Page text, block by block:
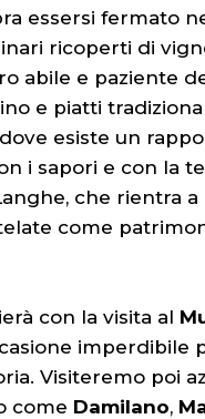
essersi fermato
ricoperti di
abile e paziente
e piatti
esiste un
i sapori e con la
che rientra
come
con la visita al
imperdibile
Visiteremo poi
come Damilano,